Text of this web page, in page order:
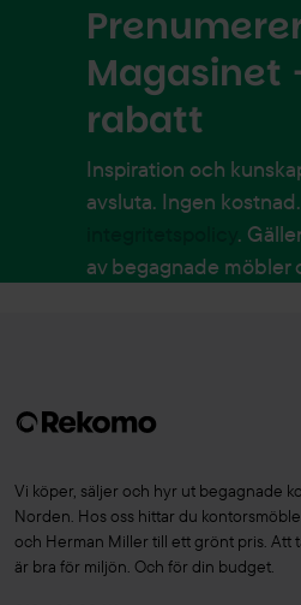
Magasinet
rabatt
Inspiration och
avsluta. Ingen
.
av begagnade möbler
Vi köper, säljer och hyr ut begagnade
Norden. Hos oss hittar du
och Herman Miller till ett grönt pris. Att
är bra för miljön. Och för din budget.